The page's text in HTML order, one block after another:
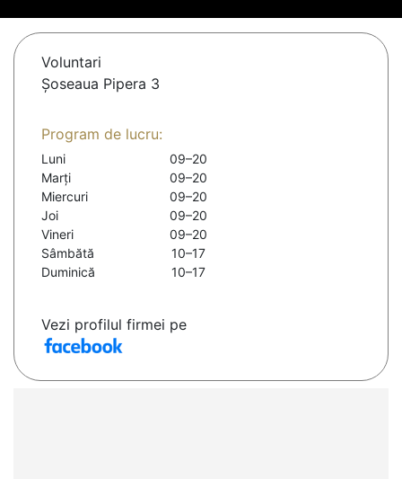
Voluntari
Șoseaua Pipera 3
Program de lucru:
Luni
09–20
Marți
09–20
Miercuri
09–20
Joi
09–20
Vineri
09–20
Sâmbătă
10–17
Duminică
10–17
Vezi profilul firmei pe